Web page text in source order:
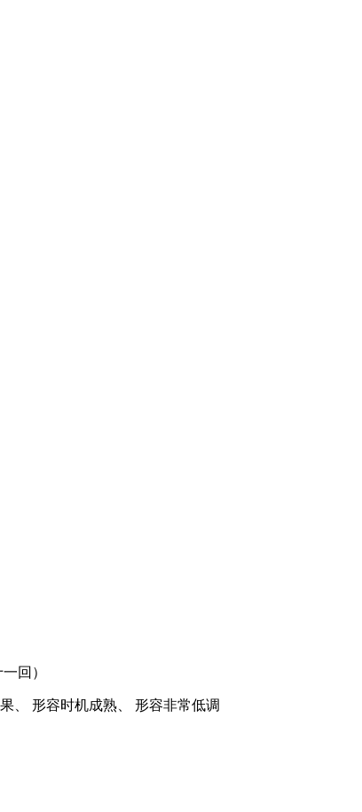
回）
、 形容时机成熟、 形容非常低调